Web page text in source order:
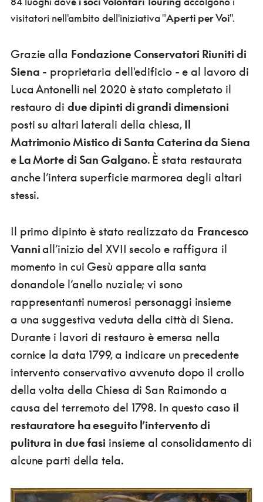
visitatori nell'ambito dell'iniziativa "Aperti per Voi".
Grazie alla Fondazione Conservatori Riuniti di
Siena - proprietaria dell'edificio - e al lavoro di
Luca Antonelli nel 2020 è stato completato il
restauro di due dipinti di grandi dimensioni
posti su altari laterali della chiesa, Il
Matrimonio Mistico di Santa Caterina da Siena
eLa Morte di San Galgano. È stata restaurata
anche l’intera superficie marmorea degli altari
stessi.
Il primo dipinto è stato realizzato da Francesco
Vanniall’inizio del XVII secolo e raffigura il
momento in cui Gesù appare alla santa
donandole l’anello nuziale; vi sono
rappresentanti numerosi personaggi insieme
a una suggestiva veduta della città di Siena.
Durante i lavori di restauro è emersa nella
cornice la data 1799, a indicare un precedente
intervento conservativo avvenuto dopo il crollo
della volta della Chiesa di San Raimondo a
causa del terremoto del 1798. In questo caso il
restauratore ha eseguito l’intervento di
pulitura in due fasi insieme al consolidamento di
alcune parti della tela.